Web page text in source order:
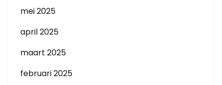
mei 2025
april 2025
maart 2025
februari 2025